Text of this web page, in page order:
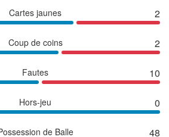
Cartes jaunes 2
Coup de coins 2
Fautes 10
Hors-jeu 0
de Balle 48